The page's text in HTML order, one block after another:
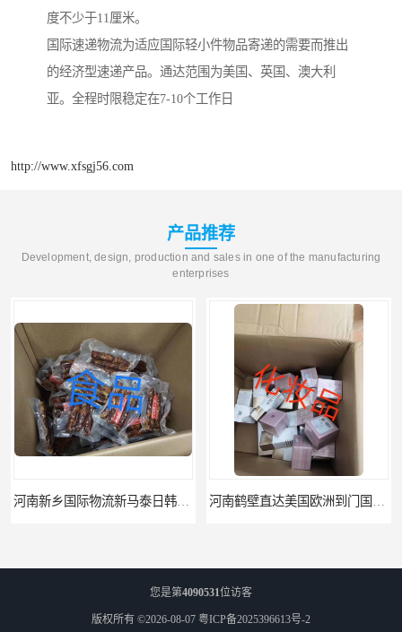
度不少于11厘米。
国际速递物流为适应国际轻小件物品寄递的需要而推出
的经济型速递产品。通达范围为美国、英国、澳大利
亚。全程时限稳定在7-10个工作日
http://www.xfsgj56.com
产品推荐
Development, design, production and sales in one of the manufacturing
enterprises
您是第4090531位访客
版权所有 ©2026-08-07 粤ICP备2025396613号-2